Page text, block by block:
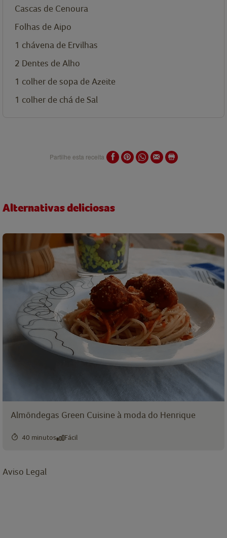
Cascas de Cenoura
Folhas de Aipo
1 chávena de Ervilhas
2 Dentes de Alho
1 colher de sopa de Azeite
1 colher de chá de Sal
Partilhe esta receita
Alternativas deliciosas
Almôndegas Green Cuisine à moda do Henrique
40 minutos Fácil
Aviso Legal